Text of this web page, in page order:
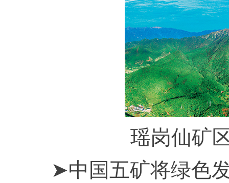
瑶岗仙矿
➤中国五矿将绿色